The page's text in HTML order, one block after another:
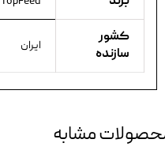
کشور
سازنده
ایران
مشابه